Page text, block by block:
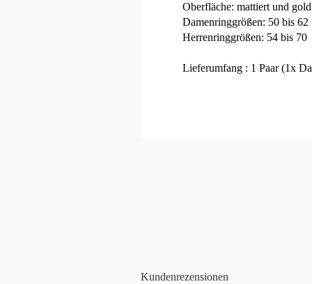
Oberfläche: mattiert und
Damenringgrößen: 50 bis 62
Herrenringgrößen: 54 bis 70
Lieferumfang : 1 Paar (1x
Kundenrezensionen